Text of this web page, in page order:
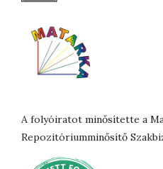
A folyóiratot minősítette a
Repozitóriumminősítő